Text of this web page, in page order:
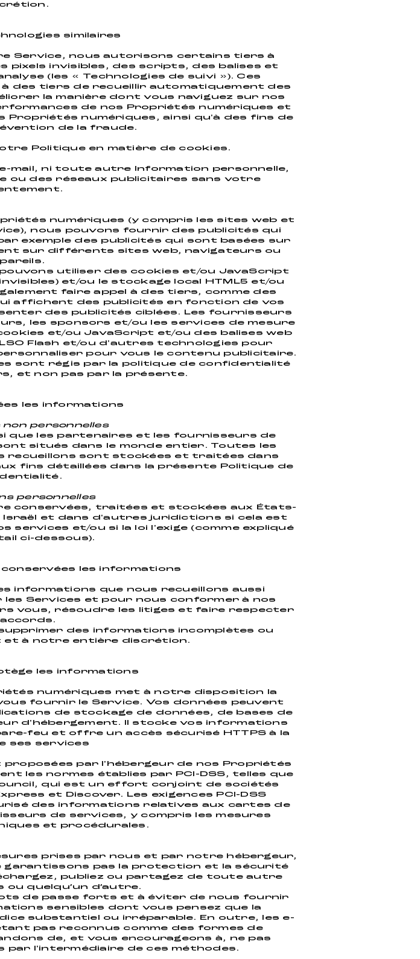
similaires
Service, nous autorisons certains tiers à
pixels invisibles, des scripts, des balises et
(les « Technologies de suivi »). Ces
des tiers de recueillir automatiquement des
la manière dont vous naviguez sur nos
de nos Propriétés numériques et
numériques, ainsi qu'à des fins de
de la fraude.
Politique en matière de cookies.
mail, ni toute autre Information personnelle,
ou des réseaux publicitaires sans votre
numériques (y compris les sites web et
nous pouvons fournir des publicités qui
exemple des publicités qui sont basées sur
sur différents sites web, navigateurs ou
utiliser des cookies et/ou JavaScript
et/ou le stockage local HTML5 et/ou
faire appel à des tiers, comme des
affichent des publicités en fonction de vos
des publicités ciblées. Les fournisseurs
les sponsors et/ou les services de mesure
et/ou JavaScript et/ou des balises web
Flash et/ou d'autres technologies pour
pour vous le contenu publicitaire.
sont régis par la politique de confidentialité
et non pas par la présente.
les informations
personnelles
que les partenaires et les fournisseurs de
situés dans le monde entier. Toutes les
recueillons sont stockées et traitées dans
fins détaillées dans la présente Politique de
personnelles
conservées, traitées et stockées aux États-
Israël et dans d'autres juridictions si cela est
et/ou si la loi l'exige (comme expliqué
ci-dessous).
les informations
informations que nous recueillons aussi
Services et pour nous conformer à nos
vous, résoudre les litiges et faire respecter
des informations incomplètes ou
et à notre entière discrétion.
les informations
numériques met à notre disposition la
fournir le Service. Vos données peuvent
de stockage de données, de bases de
d'hébergement. Il stocke vos informations
feu et offre un accès sécurisé HTTPS à la
ses services
par l'hébergeur de nos Propriétés
les normes établies par PCI-DSS, telles que
qui est un effort conjoint de sociétés
et Discover. Les exigences PCI-DSS
des informations relatives aux cartes de
de services, y compris les mesures
et procédurales.
prises par nous et par notre hébergeur,
garantissons pas la protection et la sécurité
publiez ou partagez de toute autre
ou quelqu’un d’autre.
de passe forts et à éviter de nous fournir
sensibles dont vous pensez que la
substantiel ou irréparable. En outre, les e-
pas reconnus comme des formes de
de, et vous encourageons à, ne pas
l'intermédiaire de ces méthodes.